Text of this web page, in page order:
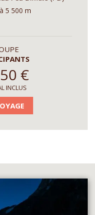
5 500 m
€
INCLUS